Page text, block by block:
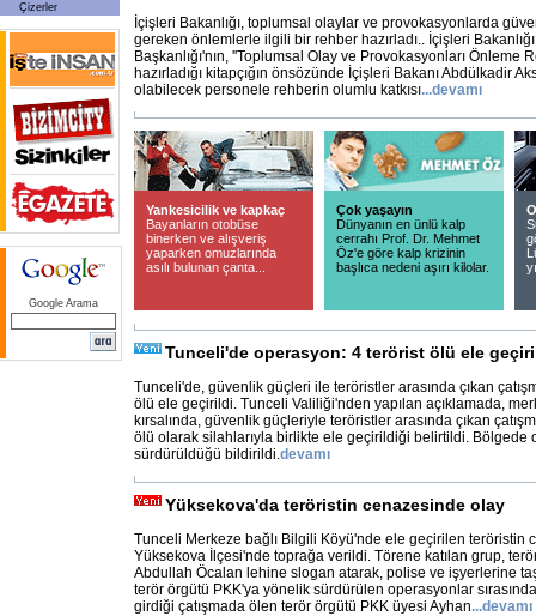
Çizerler
Google Arama
İçişleri Bakanlığı, toplumsal olaylar ve provokasyonlarda
gereken önlemlerle ilgili bir rehber hazırladı.. İçişleri
Başkanlığı'nın, ''Toplumsal Olay ve Provokasyonları Önleme
hazırladığı kitapçığın önsözünde İçişleri Bakanı Abdülkadir
olabilecek personele rehberin olumlu katkısı...devamı
Yankesicilik ve kapkaç
Bayanların otobüse
binerken ve alışveriş
yaparken omuzlarında
asılı bulunan çanta...
Çok yaşayın
Dünyanın en ünlü kalp
cerrahı Prof. Dr. Mehmet
Öz'e göre kalp krizinin
başlıca nedeni aşırı kilolar.
Tunceli'de operasyon: 4 terörist ölü ele
Tunceli'de, güvenlik güçleri ile teröristler arasında çıkan
ölü ele geçirildi. Tunceli Valiliği'nden yapılan açıklamada,
kırsalında, güvenlik güçleriyle teröristler arasında çıkan
ölü olarak silahlarıyla birlikte ele geçirildiği belirtildi. Bölgede
sürdürüldüğü bildirildi.devamı
Yüksekova'da teröristin cenazesinde olay
Tunceli Merkeze bağlı Bilgili Köyü'nde ele geçirilen teröristin
Yüksekova İlçesi'nde toprağa verildi. Törene katılan grup,
Abdullah Öcalan lehine slogan atarak, polise ve işyerlerine
terör örgütü PKK'ya yönelik sürdürülen operasyonlar
girdiği çatışmada ölen terör örgütü PKK üyesi Ayhan...devamı